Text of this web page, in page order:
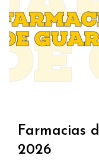
Farmacias
2026